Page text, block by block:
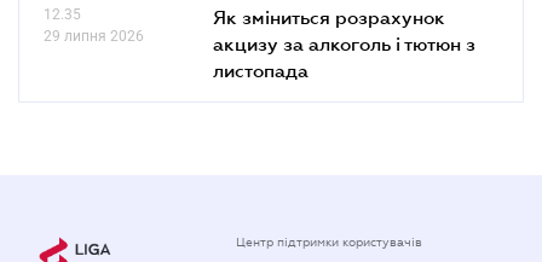
12.35
29 липня 2026
Як зміниться розрахунок
акцизу за алкоголь і тютюн з
листопада
Центр підтримки користувачів